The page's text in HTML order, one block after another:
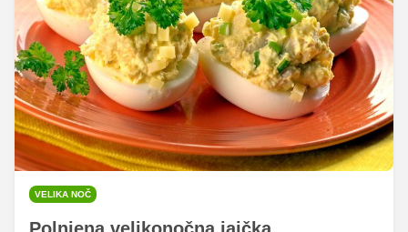
VELIKA NOČ